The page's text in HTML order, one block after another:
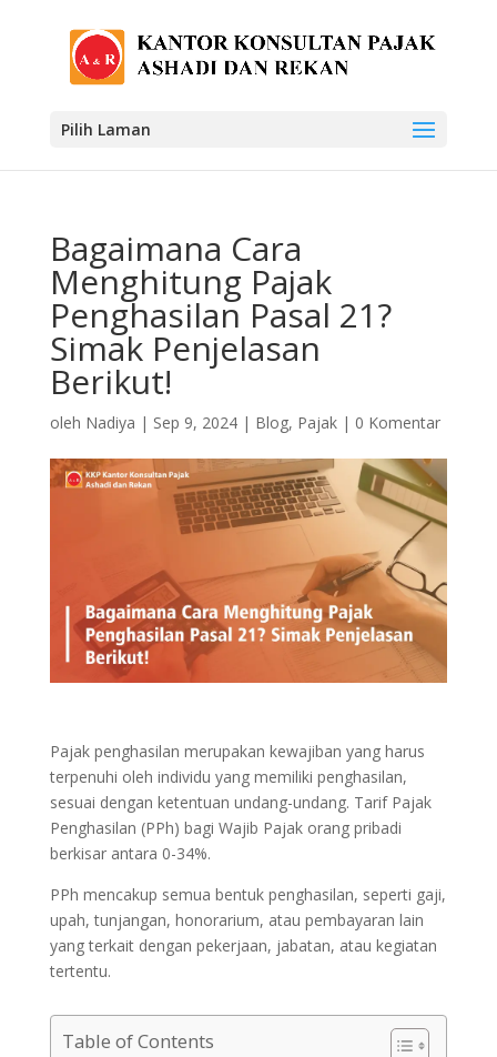
Pilih Laman
Bagaimana Cara
Menghitung Pajak
Penghasilan Pasal 21?
Simak Penjelasan
Berikut!
oleh Nadiya | Sep 9, 2024| Blog, Pajak| 0 Komentar
Pajak penghasilan merupakan kewajiban yang harus
terpenuhi oleh individu yang memiliki penghasilan,
sesuai dengan ketentuan undang-undang. Tarif Pajak
Penghasilan (PPh) bagi Wajib Pajak orang pribadi
berkisar antara 0-34%.
PPh mencakup semua bentuk penghasilan, seperti gaji,
upah, tunjangan, honorarium, atau pembayaran lain
yang terkait dengan pekerjaan, jabatan, atau kegiatan
tertentu.
Table of Contents